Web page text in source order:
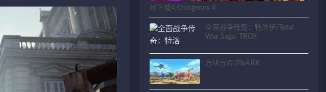
地下城4/Dungeons 4
全面战争传奇：特洛伊/Total
War Saga: TROY
方块方舟/PixARK